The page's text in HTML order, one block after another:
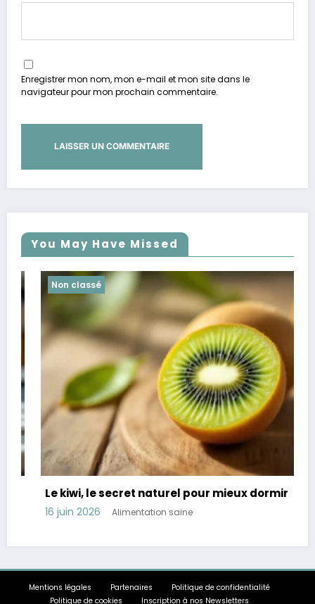
Enregistrer mon nom, mon e-mail et mon site dans le
navigateur pour mon prochain commentaire.
You May Have Missed
Non classé
Le kiwi, le secret naturel pour mieux dormir
16 juin 2026 Alimentation saine
Mentions légales Partenaires
Politique de confidentialité
Politique de cookies
Inscription à nos Newsletters